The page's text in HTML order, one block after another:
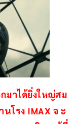
มาได้ยิ่งใหญ่สม
โรง IMAX จ ะ